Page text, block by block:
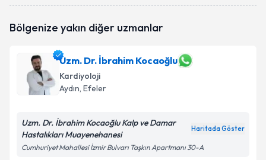
Bölgenize yakın diğer uzmanlar
Uzm. Dr. İbrahim Kocaoğlu
Kardiyoloji
Aydın, Efeler
Uzm. Dr. İbrahim Kocaoğlu Kalp ve Damar
Hastalıkları Muayenehanesi
Haritada Göster
Cumhuriyet Mahallesi İzmir Bulvarı Taşkın Apartmanı 30-A